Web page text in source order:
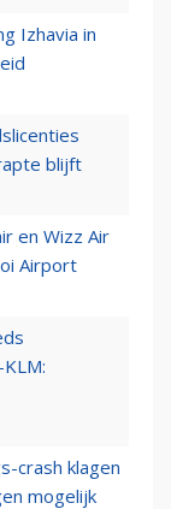
Izhavia in
blijft
en Wizz Air
Airport
crash klagen
mogelijk